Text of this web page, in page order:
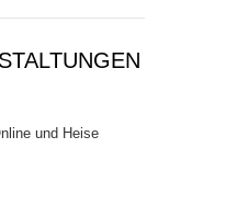
und Heise